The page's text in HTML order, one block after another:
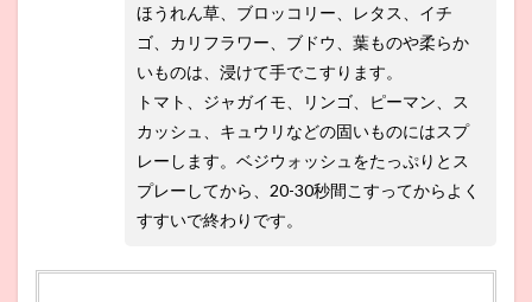
ほうれん草、ブロッコリー、レタス、イチ
ゴ、カリフラワー、ブドウ、葉ものや柔らか
いものは、浸けて手でこすります。
トマト、ジャガイモ、リンゴ、ピーマン、ス
カッシュ、キュウリなどの固いものにはスプ
レーします。ベジウォッシュをたっぷりとス
プレーしてから、20-30秒間こすってからよく
すすいで終わりです。